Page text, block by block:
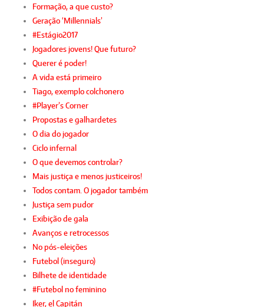
Formação, a que custo?
Geração ‘Millennials’
#Estágio2017
Jogadores jovens! Que futuro?
Querer é poder!
A vida está primeiro
Tiago, exemplo colchonero
#Player’s Corner
Propostas e galhardetes
O dia do jogador
Ciclo infernal
O que devemos controlar?
Mais justiça e menos justiceiros!
Todos contam. O jogador também
Justiça sem pudor
Exibição de gala
Avanços e retrocessos
No pós-eleições
Futebol (inseguro)
Bilhete de identidade
#Futebol no feminino
Iker, el Capitán